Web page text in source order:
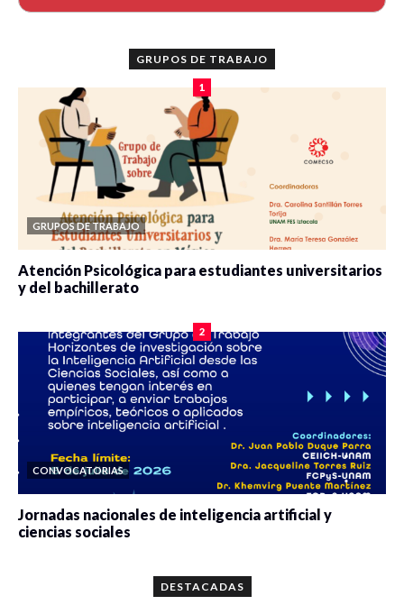
GRUPOS DE TRABAJO
1
GRUPOS DE TRABAJO
Atención Psicológica para estudiantes universitarios
y del bachillerato
2
CONVOCATORIAS
Jornadas nacionales de inteligencia artificial y
ciencias sociales
DESTACADAS